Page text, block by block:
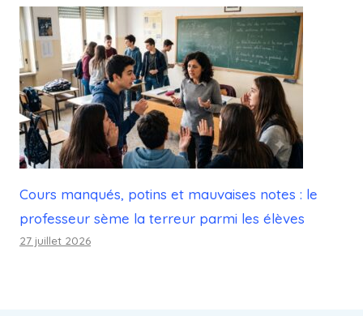
Cours manqués, potins et mauvaises notes : le
professeur sème la terreur parmi les élèves
27 juillet 2026